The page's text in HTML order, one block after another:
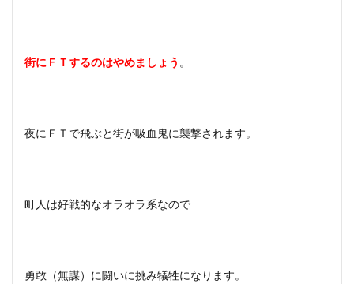
街にＦＴするのはやめましょう 。
夜にＦＴで飛ぶと街が吸血鬼に襲撃されます。
町人は好戦的なオラオラ系なので
勇敢（無謀）に闘いに挑み犠牲になります。